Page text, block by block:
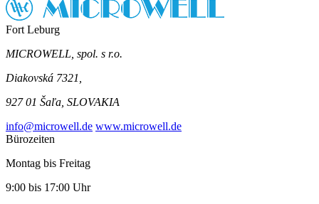
Fort Leburg
MICROWELL, spol. s r.o.
Diakovská 7321,
927 01 Šaľa, SLOVAKIA
info@microwell.de www.microwell.de
Bürozeiten
Montag bis Freitag
9:00 bis 17:00 Uhr